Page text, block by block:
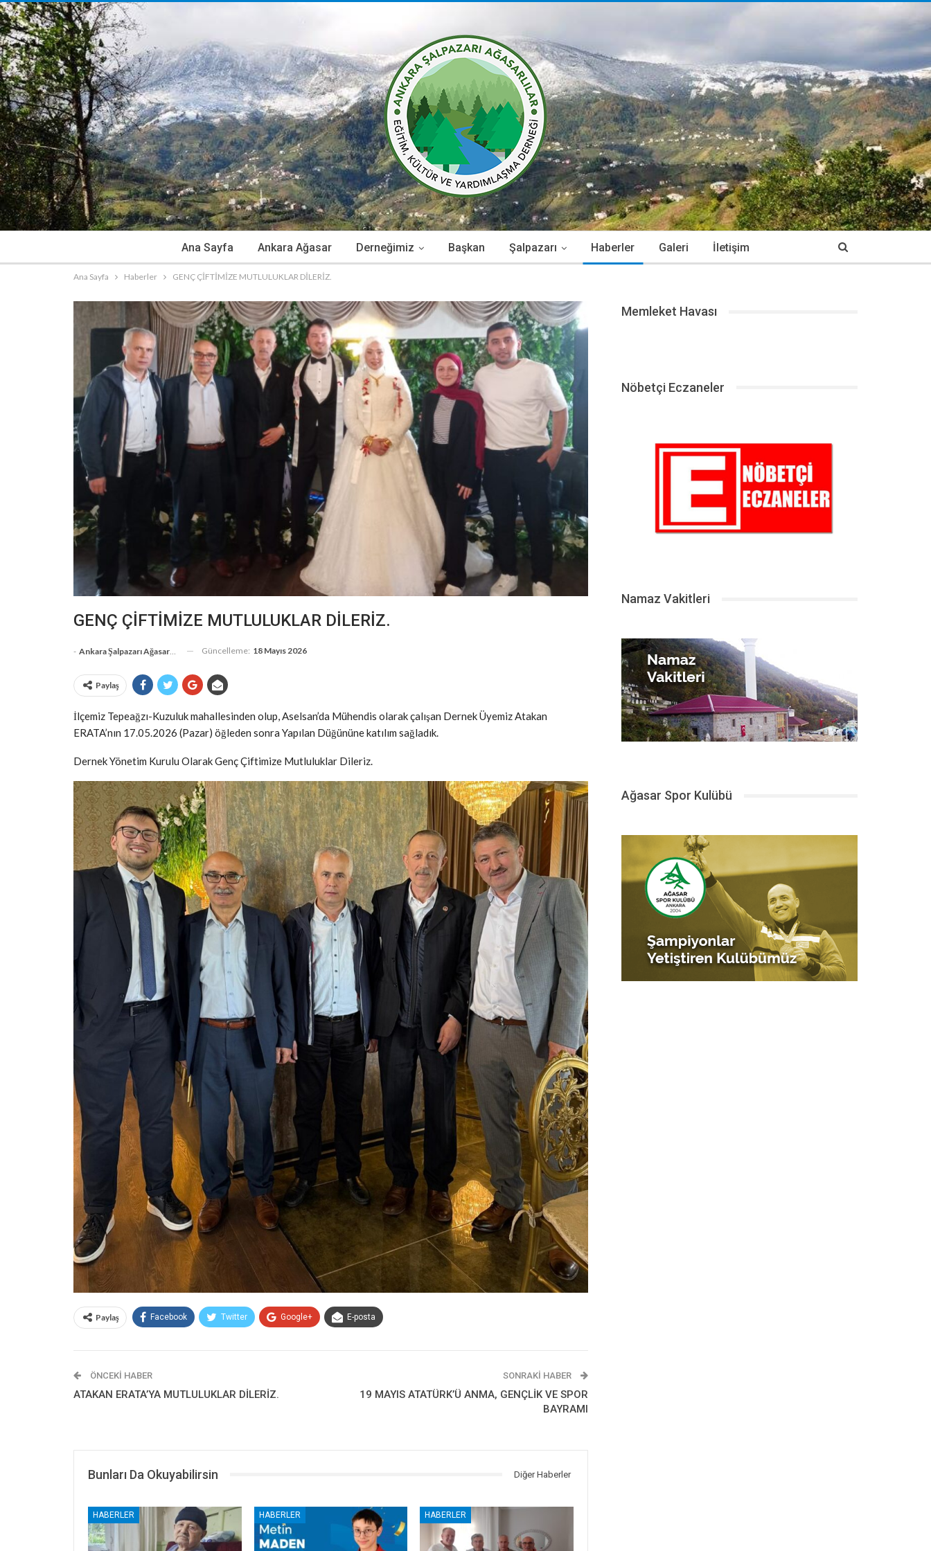
Ana Sayfa Ankara Ağasar Derneğimiz Başkan Şalpazarı Haberler Galeri İletişim
Ana Sayfa Haberler GENÇ ÇİFTİMİZE MUTLULUKLAR DİLERİZ.
GENÇ ÇİFTİMİZE MUTLULUKLAR DİLERİZ.
- Ankara Şalpazarı Ağasarlılar Eğitim Kültür Ve Dayanışma Derneği Güncelleme: 18 Mayıs 2026
Paylaş
İlçemiz Tepeağzı-Kuzuluk mahallesinden olup, Aselsan’da Mühendis olarak çalışan Dernek Üyemiz Atakan
ERATA’nın 17.05.2026 (Pazar) öğleden sonra Yapılan Düğününe katılım sağladık.
Dernek Yönetim Kurulu Olarak Genç Çiftimize Mutluluklar Dileriz.
Paylaş Facebook Twitter Google+ E-posta
ÖNCEKI HABER
ATAKAN ERATA’YA MUTLULUKLAR DİLERİZ.
SONRAKI HABER
19 MAYIS ATATÜRK’Ü ANMA, GENÇLİK VE SPOR
BAYRAMI
Bunları Da Okuyabilirsin Diğer Haberler
HABERLER HABERLER HABERLER
Memleket Havası
Nöbetçi Eczaneler
Namaz Vakitleri
Ağasar Spor Kulübü